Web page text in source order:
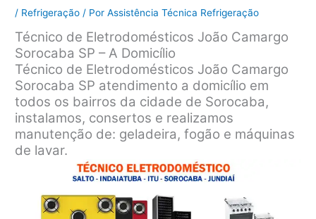
/ Refrigeração / PorAssistência Técnica Refrigeração
Técnico de Eletrodomésticos João Camargo
Sorocaba SP – A Domicílio
Técnico de Eletrodomésticos João Camargo
Sorocaba SP atendimento a domicílio em
todos os bairros da cidade de Sorocaba,
instalamos, consertos e realizamos
manutenção de: geladeira, fogão e máquinas
de lavar.